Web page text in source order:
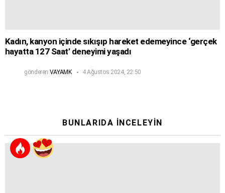
Kadın, kanyon içinde sıkışıp hareket edemeyince ‘gerçek
hayatta 127 Saat’ deneyimi yaşadı
gönderen VAYAMK 4 Ağustos 2024, 22:50
BUNLARIDA İNCELEYIN